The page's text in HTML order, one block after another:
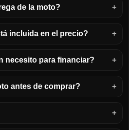
de la moto?
incluida en el precio?
necesito para financiar?
antes de comprar?